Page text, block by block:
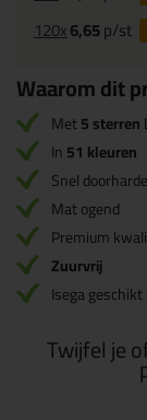
120x6,65p/st
Waarom dit
Met5 sterren
In51 kleuren
Snel
Mat ogend
Premium
Zuurvrij
Isega
Twijfel je